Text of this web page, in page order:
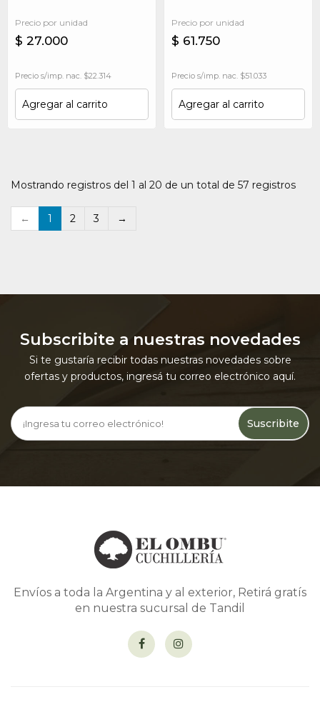
Precio por unidad
$ 27.000
Precio s/imp. nac. $22.314
Agregar al carrito
Precio por unidad
$ 61.750
Precio s/imp. nac. $51.033
Agregar al carrito
Mostrando registros del 1 al 20 de un total de 57 registros
← 1 2 3 →
Subscribite a nuestras novedades
Si te gustaría recibir todas nuestras novedades sobre
ofertas y productos, ingresá tu correo electrónico aquí.
Suscribite
Envíos a toda la Argentina y al exterior, Retirá gratís
en nuestra sucursal de Tandil